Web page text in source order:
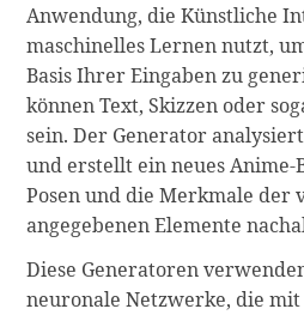
Anwendung, die Künstliche
maschinelles Lernen nutzt,
Basis Ihrer Eingaben zu
können Text, Skizzen oder
sein. Der Generator
und erstellt ein neues Anime-
Posen und die Merkmale der
angegebenen Elemente
Diese Generatoren
neuronale Netzwerke, die mit